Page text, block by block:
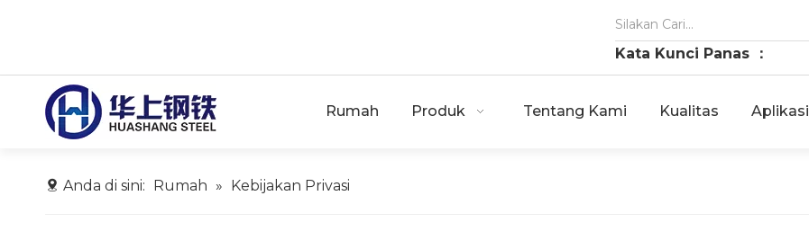
Kata Kunci Panas ：
Rumah Produk Tentang Kami Kualitas Aplikasi
Anda di sini: Rumah » Kebijakan Privasi